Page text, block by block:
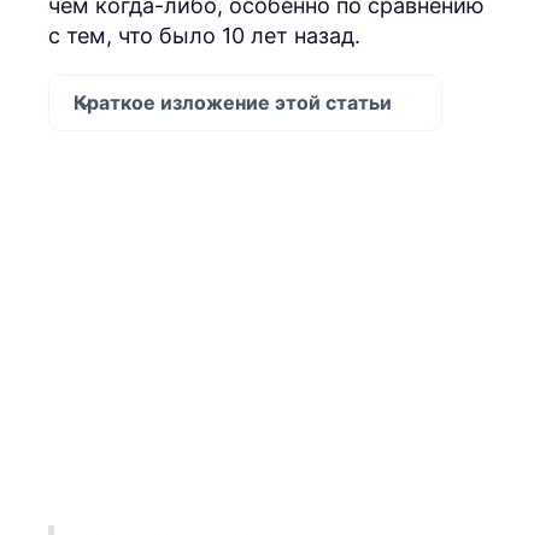
чем когда-либо, особенно по сравнению
с тем, что было 10 лет назад.
Краткое изложение этой статьи